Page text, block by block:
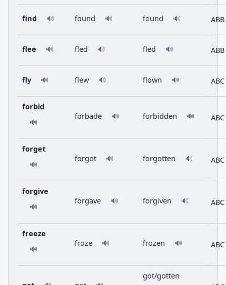
find 🔊 found 🔊 found 🔊 ABB
flee 🔊 fled 🔊 fled 🔊 ABB
fly 🔊 flew 🔊 flown 🔊 ABC
forbid
🔊
forbade 🔊 forbidden 🔊 ABC
forget
🔊
forgot 🔊 forgotten 🔊 ABC
forgive
🔊
forgave 🔊 forgiven 🔊 ABC
freeze
🔊
froze 🔊 frozen 🔊 ABC
got/gotten